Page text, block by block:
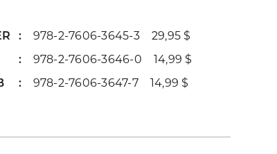
978-2-7606-3645-3 29,95 $
978-2-7606-3646-0 14,99 $
978-2-7606-3647-7 14,99 $